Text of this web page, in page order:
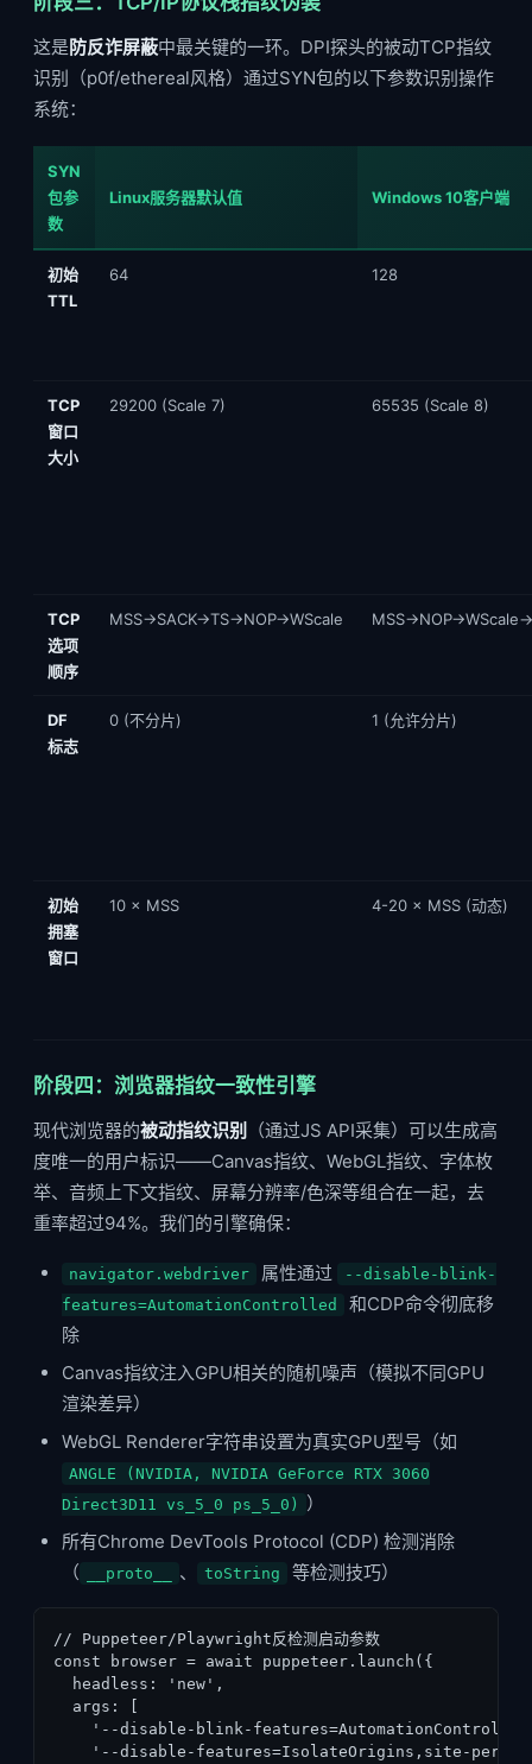
这是 防反诈屏蔽中最关键的一环。DPI探头的被动TCP指纹
识别（p0f/ethereal风格）通过SYN包的以下参数识别操作
系统：
SYN
包参
数
Linux服务器默认值 Windows 10客户端
初始
TTL
64 128
TCP
窗口
大小
29200 (Scale 7) 65535 (Scale 8)
TCP
选项
顺序
MSS→SACK→TS→NOP→WScale
DF
标志
0 (不分片) 1 (允许分片)
初始
拥塞
窗口
10 × MSS 4-20 × MSS (动态)
阶段四：浏览器指纹一致性引擎
现代浏览器的被动指纹识别
（通过JS API采集）可以生成高
度唯一的用户标识——Canvas指纹、WebGL指纹、字体枚
举、音频上下文指纹、屏幕分辨率/色深等组合在一起，去
重率超过94%。我们的引擎确保：
navigator.webdriver 属性通过
--disable-blink-
features=AutomationControlled
和CDP命令彻底移
除
Canvas指纹注入GPU相关的随机噪声（模拟不同GPU
渲染差异）
WebGL Renderer字符串设置为真实GPU型号（如
ANGLE (NVIDIA, NVIDIA GeForce RTX 3060
Direct3D11 vs_5_0 ps_5_0)
）
所有Chrome DevTools Protocol (CDP) 检测消除
（
__proto__ 、 toString 等检测技巧）
// Puppeteer/Playwright反检测启动参数
const browser = await puppeteer.launch({
  headless: 'new',
  args: [
'--disable-blink-
'--disable-features=IsolateOrigins,site-per-